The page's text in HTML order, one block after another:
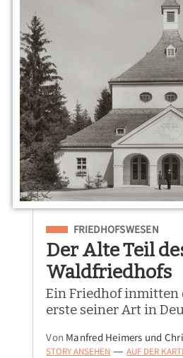
Eingeordnet unter
FRIEDHOFSWESEN
Der Alte Teil
Waldfriedhofs
Ein Friedhof inmitten
erste seiner Art in
Von Manfred Heimers und
STORY ANSEHEN — AUF DER